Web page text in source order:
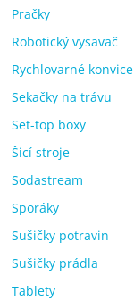
Pračky
Robotický vysavač
Rychlovarné konvice
Sekačky na trávu
Set-top boxy
Šicí stroje
Sodastream
Sporáky
Sušičky potravin
Sušičky prádla
Tablety